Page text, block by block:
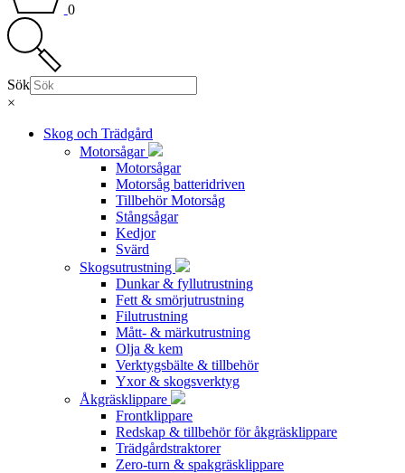
0
Sök
×
Skog och Trädgård
Motorsågar
Motorsågar
Motorsåg batteridriven
Tillbehör Motorsåg
Stångsågar
Kedjor
Svärd
Skogsutrustning
Dunkar & fyllutrustning
Fett & smörjutrustning
Filutrustning
Mått- & märkutrustning
Olja & kem
Verktygsbälte & tillbehör
Yxor & skogsverktyg
Åkgräsklippare
Frontklippare
Redskap & tillbehör för åkgräsklippare
Trädgårdstraktorer
Zero-turn & spakgräsklippare